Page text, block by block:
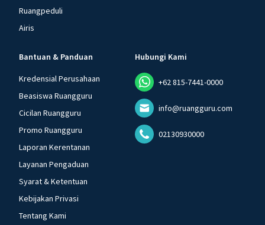
Ruangpeduli
Airis
Bantuan & Panduan
Kredensial Perusahaan
Beasiswa Ruangguru
Cicilan Ruangguru
Promo Ruangguru
Laporan Kerentanan
Layanan Pengaduan
Syarat & Ketentuan
Kebijakan Privasi
Tentang Kami
Hubungi Kami
+62 815-7441-0000
info@ruangguru.com
02130930000